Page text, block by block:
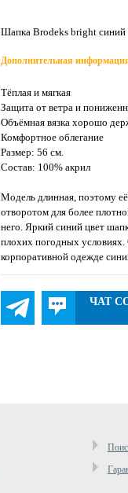
Шапка Brodeks bright синий
Дополнительная
Тёплая и мягкая
Защита от ветра и
Объёмная вязка хорошо
Комфортное облегание
Размер: 56 см.
Состав: 100% акрил
Модель длинная, поэтому
отворотом для более
него. Яркий синий цвет
плохих погодных
корпоративной одежде
ЧАТ